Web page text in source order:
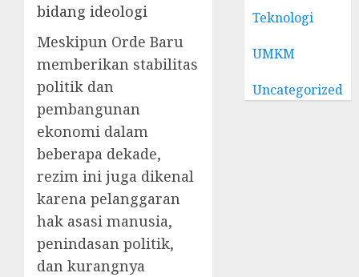
bidang ideologi
Meskipun Orde Baru
memberikan stabilitas
politik dan
pembangunan
ekonomi dalam
beberapa dekade,
rezim ini juga dikenal
karena pelanggaran
hak asasi manusia,
penindasan politik,
dan kurangnya
Teknologi
UMKM
Uncategorized